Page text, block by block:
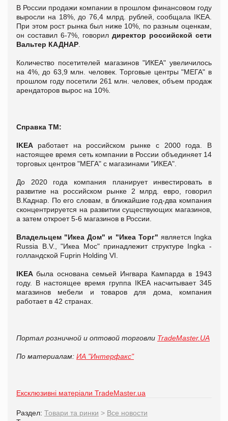
В России продажи компании в прошлом финансовом году
выросли на 18%, до 76,4 млрд. рублей, сообщала IKEA.
При этом рост рынка был ниже 10%, по разным оценкам,
он составил 6-7%, говорил директор российской сети
Вальтер КАДНАР
Количество посетителей магазинов "ИКЕА" увеличилось
на 4%, до 63,9 млн. человек. Торговые центры "МЕГА" в
прошлом году посетили 261 млн. человек, объем продаж
арендаторов вырос на 10%.
Справка ТМ:
IKEA работает на российском рынке с 2000 года. В
настоящее время сеть компании в России объединяет 14
торговых центров "МЕГА" с магазинами "ИКЕА".
До 2020 года компания планирует инвестировать в
развитие на российском рынке 2 млрд. евро, говорил
В.Каднар. По его словам, в ближайшие год-два компания
сконцентрируется на развитии существующих магазинов,
а затем откроет 5-6 магазинов в России.
Владельцем "Икеа Дом" и "Икеа Торг" является Ingka
Russia B.V., "Икеа Мос" принадлежит структуре Ingka -
голландской Fuprin Holding VI.
IKEA была основана семьей Ингвара Кампарда в 1943
году. В настоящее время группа IKEA насчитывает 345
магазинов мебели и товаров для дома, компания
работает в 42 странах.
Портал розничной и оптовой торговли TradeMaster.UA
По материалам: ИА "Интерфакс"
Ексклюзивні матеріали TradeMaster.ua
Раздел: Товари та ринки > Все новости